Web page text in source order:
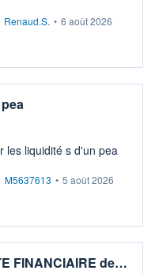
sa retraite.
Renaud.S. • 6 août 2026
les liquidité s d'un pea
M5637613 • 5 août 2026
FINANCIAIRE de…